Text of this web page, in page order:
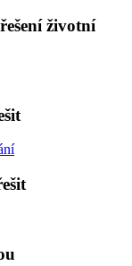
životní